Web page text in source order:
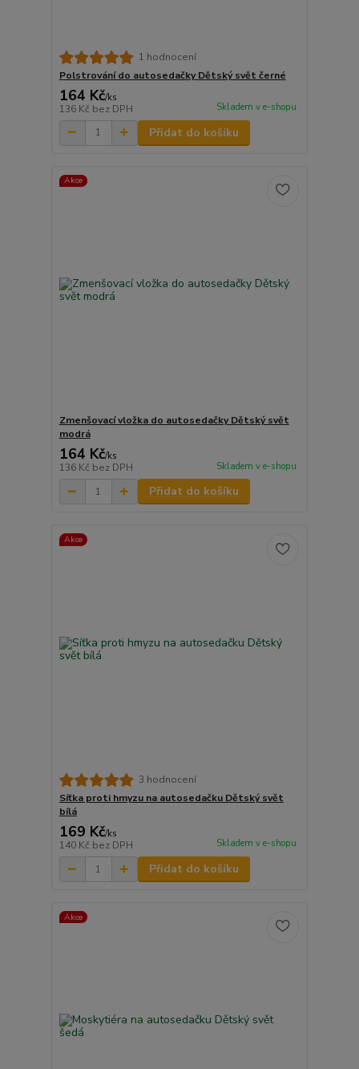
1 hodnocení
Polstrování do autosedačky Dětský svět černé
164 Kč/ks
136 Kč bez DPH Skladem v e-shopu
Přidat do košíku
Akce
Zmenšovací vložka do autosedačky Dětský svět
modrá
164 Kč/ks
136 Kč bez DPH Skladem v e-shopu
Přidat do košíku
Akce
3 hodnocení
Síťka proti hmyzu na autosedačku Dětský svět
bílá
169 Kč/ks
140 Kč bez DPH Skladem v e-shopu
Přidat do košíku
Akce